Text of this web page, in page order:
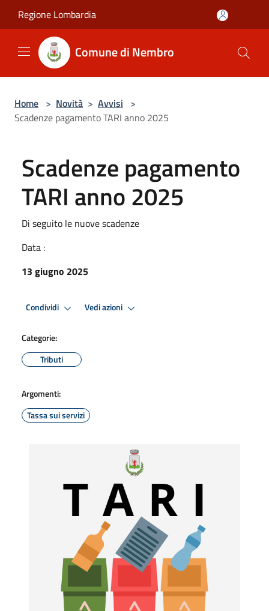
Regione Lombardia
Comune di Nembro
Home > Novità > Avvisi >
Scadenze pagamento TARI anno 2025
Scadenze pagamento
TARI anno 2025
Di seguito le nuove scadenze
Data :
13 giugno 2025
Condividi Vedi azioni
Categorie:
Tributi
Argomenti:
Tassa sui servizi